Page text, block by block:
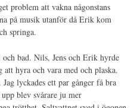
problem att vakna någonstans
på musik utanför då Erik kom
springa.
bad. Nils, Jens och Erik hyrde
hyra och vara med och plaska.
lyckades ett par gånger få bra
blev svårare ju mer